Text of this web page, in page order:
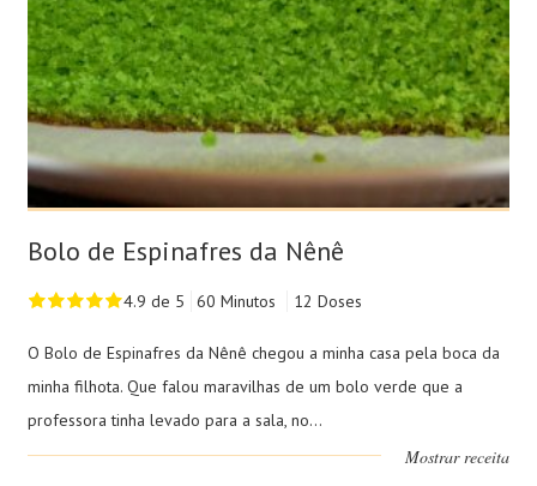
Bolo de Espinafres da Nênê
4.9 de 5 60 Minutos 12 Doses
O Bolo de Espinafres da Nênê chegou a minha casa pela boca da
minha filhota. Que falou maravilhas de um bolo verde que a
professora tinha levado para a sala, no...
Mostrar receita